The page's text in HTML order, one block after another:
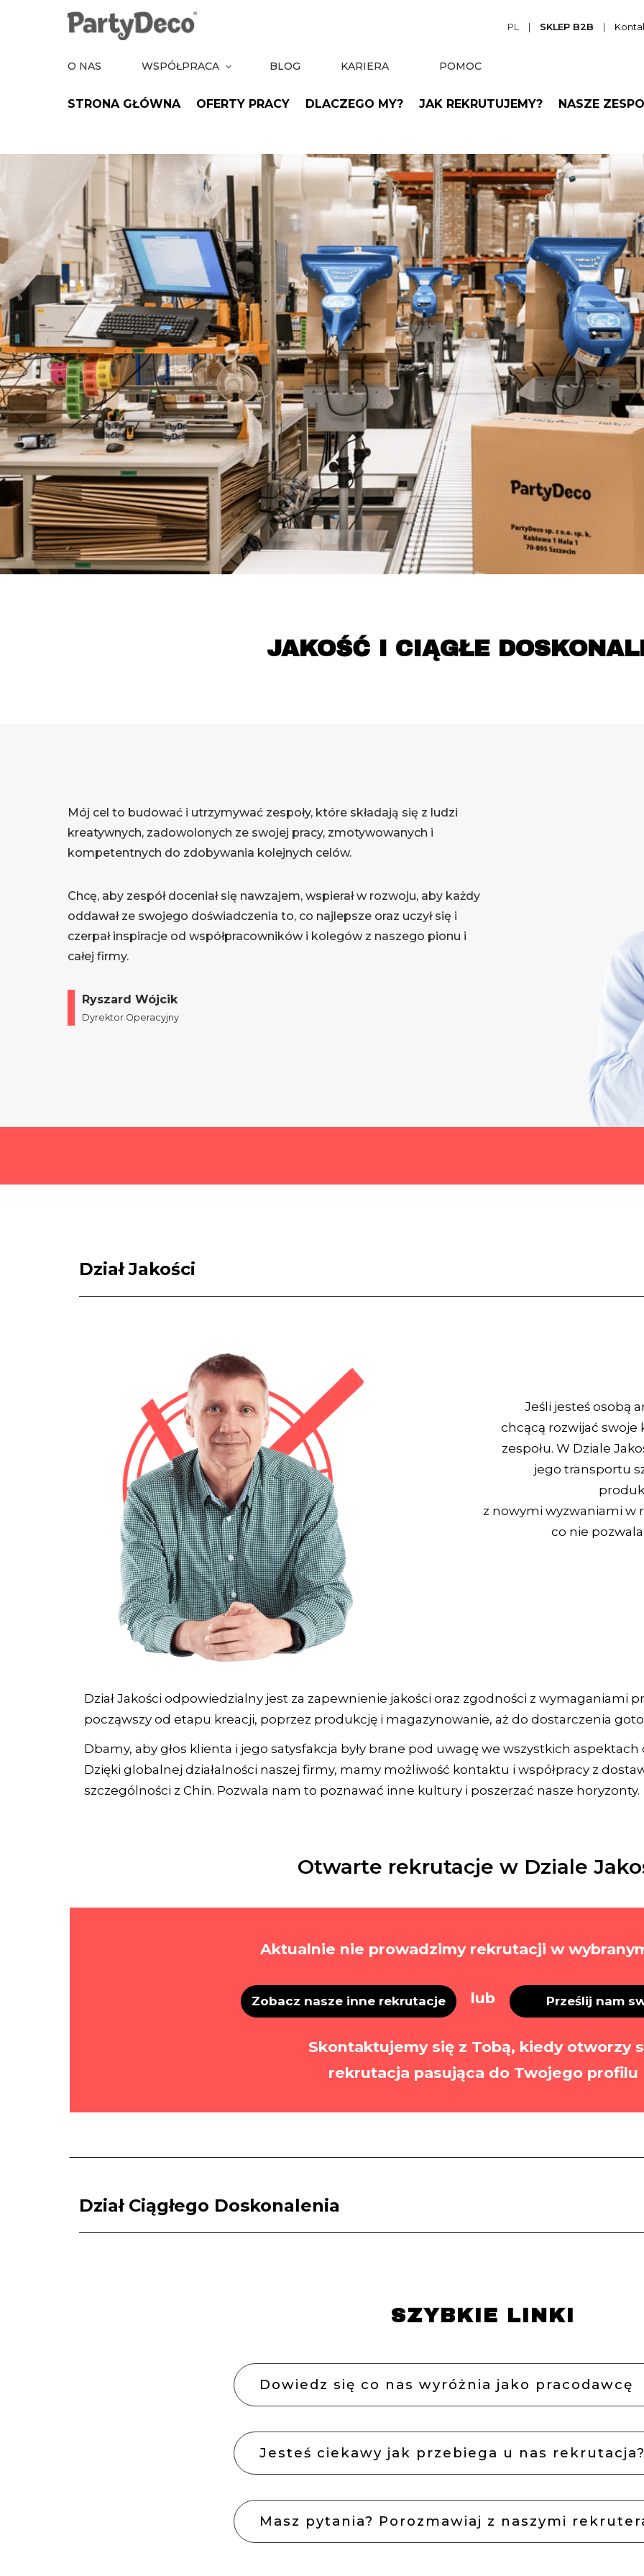
PL SKLEP B2B
O NAS WSPÓŁPRACA BLOG KARIERA POMOC
STRONA GŁÓWNA OFERTY PRACY DLACZEGO MY? JAK REKRUTUJEMY? NASZE
JAKOŚĆ I CIĄGŁE
Mój cel to budować i utrzymywać zespoły, które składają się z ludzi
kreatywnych, zadowolonych ze swojej pracy, zmotywowanych i
kompetentnych do zdobywania kolejnych celów.
Chcę, aby zespół doceniał się nawzajem, wspierał w rozwoju, aby każdy
oddawał ze swojego doświadczenia to, co najlepsze oraz uczył się i
czerpał inspiracje od współpracowników i kolegów z naszego pionu i
całej firmy.
Ryszard Wójcik
Dyrektor Operacyjny
Dział Jakości
Jeśli jesteś osobą
chcącą rozwijać
zespołu. W Dziale
jego transportu
z nowymi wyzwaniami w
co nie
Dział Jakości odpowiedzialny jest za zapewnienie jakości oraz zgodności z wymaganiami
począwszy od etapu kreacji, poprzez produkcję i magazynowanie, aż do dostarczenia
Dbamy, aby głos klienta i jego satysfakcja były brane pod uwagę we wszystkich aspektach
Dzięki globalnej działalności naszej firmy, mamy możliwość kontaktu i współpracy z
szczególności z Chin. Pozwala nam to poznawać inne kultury i poszerzać nasze horyzonty.
Otwarte rekrutacje w Dziale
Aktualnie nie prowadzimy rekrutacji w
Zobacz nasze inne rekrutacje lub Prześlij nam
Skontaktujemy się z Tobą, kiedy otworzy
rekrutacja pasująca do Twojego profilu
Dział Ciągłego Doskonalenia
SZYBKIE LINKI
Dowiedz się co nas wyróżnia jako pracodawcę
Jesteś ciekawy jak przebiega u nas
Masz pytania? Porozmawiaj z naszymi